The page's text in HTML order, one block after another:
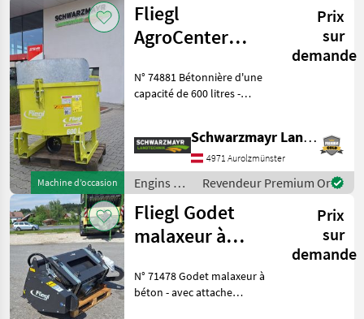
Catégorie 4 Pays
CHEMIN
ACTUEL
matériel de
construction
Engins De
Chantier
Betonnieres
Fliegl
CHOISIR
UNE
CATÉGORIE
Fliegl
Réinitialiser
12
résultats
Machine d’occasion
Fliegl
AgroCenter
Bétonnière
Prix
sur
demande
N° 74881 Bétonnière d'une
capacité de 600 litres -
équipée de 4 pales de
malaxage à 3 lames
montées sur ressort -
Schwarzmayr Landtechnik GmbH - Aurolzmünster
4971 Aurolzmünster
Engins de
chantier /
Fliegl
Revendeur Premium Or
Fliegl Godet
malaxeur à
Prix
sur
demande
N° 71478 Godet malaxeur à
béton - avec attache